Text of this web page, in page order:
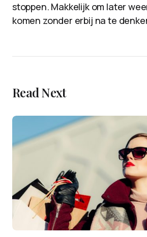
stoppen. Makkelijk om later
komen zonder erbij na te
Read Next